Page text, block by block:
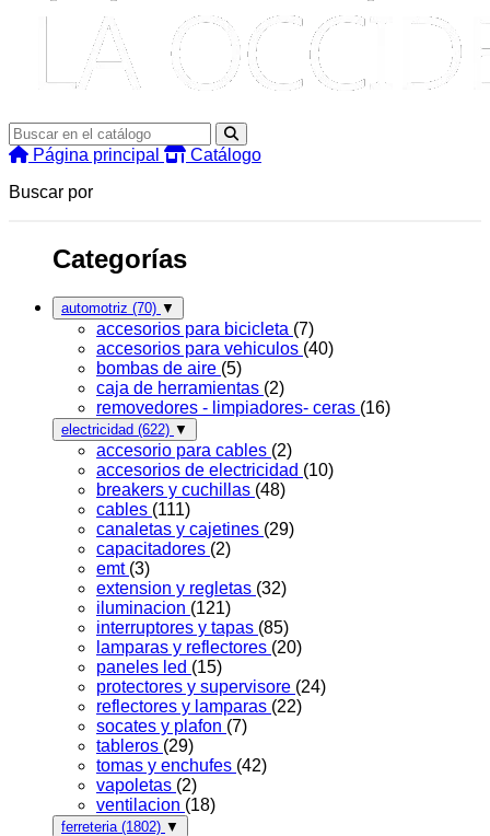
Página principal
Catálogo
Buscar por
Categorías
automotriz (70) ▼
accesorios para bicicleta (7)
accesorios para vehiculos (40)
bombas de aire (5)
caja de herramientas (2)
removedores - limpiadores- ceras (16)
electricidad (622) ▼
accesorio para cables (2)
accesorios de electricidad (10)
breakers y cuchillas (48)
cables (111)
canaletas y cajetines (29)
capacitadores (2)
emt (3)
extension y regletas (32)
iluminacion (121)
interruptores y tapas (85)
lamparas y reflectores (20)
paneles led (15)
protectores y supervisore (24)
reflectores y lamparas (22)
socates y plafon (7)
tableros (29)
tomas y enchufes (42)
vapoletas (2)
ventilacion (18)
ferreteria (1802) ▼